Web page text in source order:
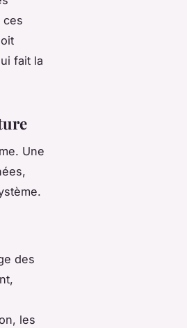
ces
fait la
Une
des
les